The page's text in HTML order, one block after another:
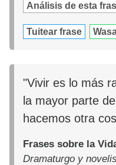
Análisis de esta
Tuitear frase
"Vivir es lo más
la mayor parte
hacemos otra
Frases sobre la
Dramaturgo y